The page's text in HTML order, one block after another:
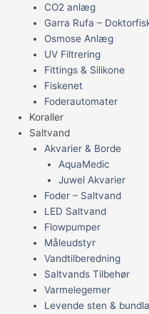
CO2 anlæg
Garra Rufa –
Osmose Anlæg
UV Filtrering
Fittings & Silikone
Fiskenet
Foderautomater
Koraller
Saltvand
Akvarier & Borde
AquaMedic
Juwel Akvarier
Foder – Saltvand
LED Saltvand
Flowpumper
Måleudstyr
Vandtilberedning
Saltvands Tilbehør
Varmelegemer
Levende sten &